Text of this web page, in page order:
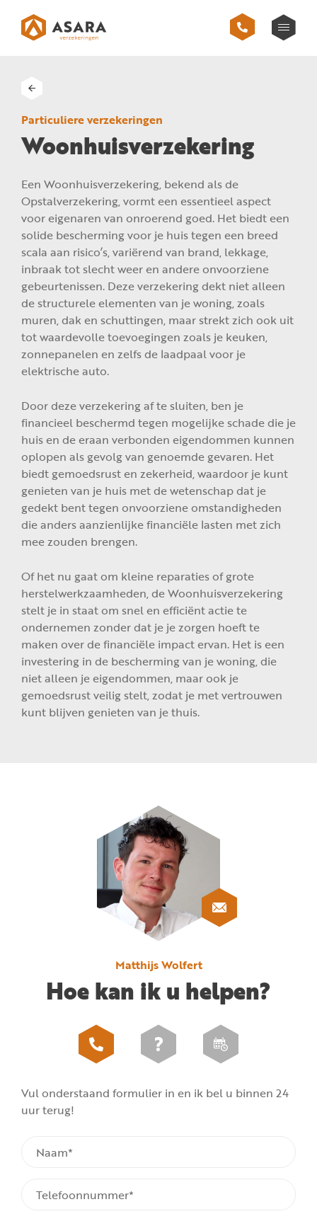
Particuliere verzekeringen
Woonhuisverzekering
Een Woonhuisverzekering, bekend als de
Opstalverzekering, vormt een essentieel aspect
voor eigenaren van onroerend goed. Het biedt een
solide bescherming voor je huis tegen een breed
scala aan risico’s, variërend van brand, lekkage,
inbraak tot slecht weer en andere onvoorziene
gebeurtenissen. Deze verzekering dekt niet alleen
de structurele elementen van je woning, zoals
muren, dak en schuttingen, maar strekt zich ook uit
tot waardevolle toevoegingen zoals je keuken,
zonnepanelen en zelfs de laadpaal voor je
elektrische auto.
Door deze verzekering af te sluiten, ben je
financieel beschermd tegen mogelijke schade die je
huis en de eraan verbonden eigendommen kunnen
oplopen als gevolg van genoemde gevaren. Het
biedt gemoedsrust en zekerheid, waardoor je kunt
genieten van je huis met de wetenschap dat je
gedekt bent tegen onvoorziene omstandigheden
die anders aanzienlijke financiële lasten met zich
mee zouden brengen.
Of het nu gaat om kleine reparaties of grote
herstelwerkzaamheden, de Woonhuisverzekering
stelt je in staat om snel en efficiënt actie te
ondernemen zonder dat je je zorgen hoeft te
maken over de financiële impact ervan. Het is een
investering in de bescherming van je woning, die
niet alleen je eigendommen, maar ook je
gemoedsrust veilig stelt, zodat je met vertrouwen
kunt blijven genieten van je thuis.
Matthijs Wolfert
Hoe kan ik u helpen?
Vul onderstaand formulier in en ik bel u binnen 24
uur terug!